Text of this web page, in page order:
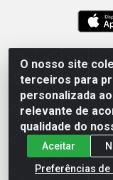
O nosso site
terceiros para
personalizada
relevante de
qualidade do
Aceitar
Preferências de
Esperança
Estância -